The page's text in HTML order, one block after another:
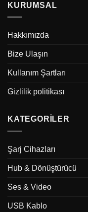
KURUMSAL
Hakkımızda
Bize Ulaşın
Kullanım Şartları
Gizlilik politikası
KATEGORILER
Şarj Cihazları
Hub & Dönüştürücü
Ses & Video
USB Kablo